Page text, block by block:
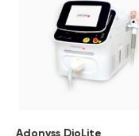
Adonyss DioLite
zemits.de
zemits.biz.tr
Szanowni Państwo